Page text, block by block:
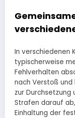
In verschiedenen
typischerweise
Fehlverhalten
nach Verstoß
zur Durchsetzung
Strafen darauf
Einhaltung der